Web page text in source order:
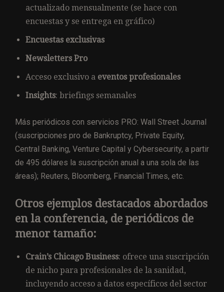
actualizado mensualmente (se hace con
encuestas y se entrega en gráfico)
Encuestas exclusivas
Newsletters Pro
Acceso exclusivo a eventos profesionales
Insights: briefings semanales
Más periódicos con servicios PRO: Wall Street Journal
(suscripciones pro de Bankruptcy, Private Equity,
Central Banking, Venture Capital y Cybersecurity, a partir
de 495 dólares la suscripción anual a una sola de las
áreas); Reuters, Bloomberg, Financial Times, etc.
Otros ejemplos destacados abordados
en la conferencia, de periódicos de
menor tamaño:
Crain’s Chicago Business: ofrece una suscripción
de nicho para profesionales de la sanidad,
incluyendo acceso a datos específicos del sector